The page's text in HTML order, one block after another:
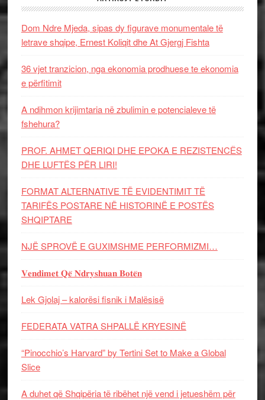
Dom Ndre Mjeda, sipas dy figurave monumentale të
letrave shqipe, Ernest Koliqit dhe At Gjergj Fishta
36 vjet tranzicion, nga ekonomia prodhuese te ekonomia
e përfitimit
A ndihmon krijimtaria në zbulimin e potencialeve të
fshehura?
PROF. AHMET QERIQI DHE EPOKA E REZISTENCЁS
DHE LUFTЁS PЁR LIRI!
FORMAT ALTERNATIVE TË EVIDENTIMIT TË
TARIFËS POSTARE NË HISTORINË E POSTËS
SHQIPTARE
NJË SPROVË E GUXIMSHME PERFORMIZMI…
𝐕𝐞𝐧𝐝𝐢𝐦𝐞𝐭 𝐐𝐞̈ 𝐍𝐝𝐫𝐲𝐬𝐡𝐮𝐚𝐧 𝐁𝐨𝐭𝐞̈𝐧
Lek Gjolaj – kalorësi fisnik i Malësisë
FEDERATA VATRA SHPALLË KRYESINË
“Pinocchio’s Harvard” by Tertini Set to Make a Global
Slice
A duhet që Shqipëria të ribëhet një vend i jetueshëm për